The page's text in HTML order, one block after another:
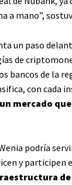
a mano”,
un paso
de
de la
con cada
mercado
podría
y participen
de